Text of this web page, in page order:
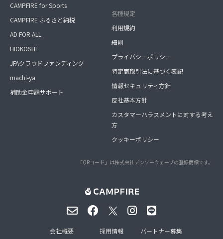
CAMPFIRE for Sports
CAMPFIRE ふるさと納税
AD FOR ALL
HIOKOSHI
JFAクラウドファンディング
machi-ya
補助金申請サポート
各種規定
利用規約
細則
プライバシーポリシー
特定商取引法に基づく表記
情報セキュリティ方針
反社基本方針
カスタマーハラスメントに対する考え
方
クッキーポリシー
「QRコード」は株式会社デンソーウェーブの登録商標です。
会社概要 採用情報 パートナー募集